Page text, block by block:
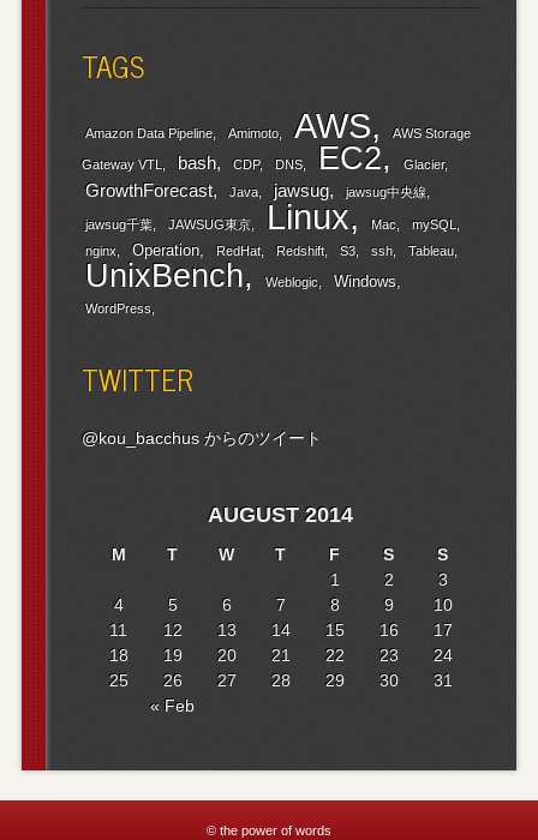
TAGS
Amazon Data Pipeline Amimoto AWS AWS Storage
Gateway VTL bash CDP DNS EC2 Glacier
GrowthForecast Java jawsug jawsug中央線
jawsug千葉 JAWSUG東京 Linux Mac
mySQL
nginx
Operation RedHat Redshift S3 ssh Tableau
UnixBench Weblogic Windows
WordPress
TWITTER
@kou_bacchus からのツイート
AUGUST 2014
M T W T F S S
« Feb
1 2
3
4
5 6 7 8 9
10
11
12 13 14 15 16
17
18
19 20 21 22 23
24
25
26 27 28 29 30 31
© the power of words